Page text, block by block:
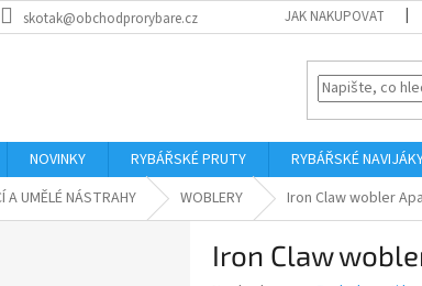
skotak@obchodprorybare.cz JAK NAKUPOVAT
NOVINKY RYBÁŘSKÉ PRUTY RYBÁŘSKÉ
A UMĚLÉ NÁSTRAHY WOBLERY Iron Claw wobler
Iron Claw